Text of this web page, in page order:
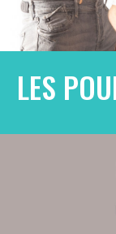
LES